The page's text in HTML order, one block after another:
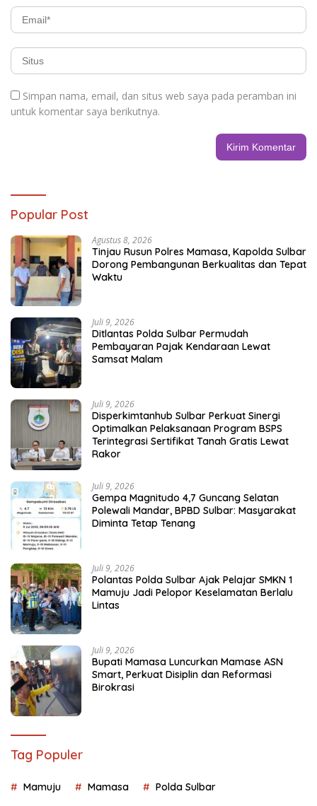
Simpan nama, email, dan situs web saya pada peramban ini
untuk komentar saya berikutnya.
Popular Post
Agustus 8, 2026
Tinjau Rusun Polres Mamasa, Kapolda Sulbar
Dorong Pembangunan Berkualitas dan Tepat
Waktu
Juli 9, 2026
Ditlantas Polda Sulbar Permudah
Pembayaran Pajak Kendaraan Lewat
Samsat Malam
Juli 9, 2026
Disperkimtanhub Sulbar Perkuat Sinergi
Optimalkan Pelaksanaan Program BSPS
Terintegrasi Sertifikat Tanah Gratis Lewat
Rakor
Juli 9, 2026
Gempa Magnitudo 4,7 Guncang Selatan
Polewali Mandar, BPBD Sulbar: Masyarakat
Diminta Tetap Tenang
Juli 9, 2026
Polantas Polda Sulbar Ajak Pelajar SMKN 1
Mamuju Jadi Pelopor Keselamatan Berlalu
Lintas
Juli 9, 2026
Bupati Mamasa Luncurkan Mamase ASN
Smart, Perkuat Disiplin dan Reformasi
Birokrasi
Tag Populer
Mamuju Mamasa Polda Sulbar